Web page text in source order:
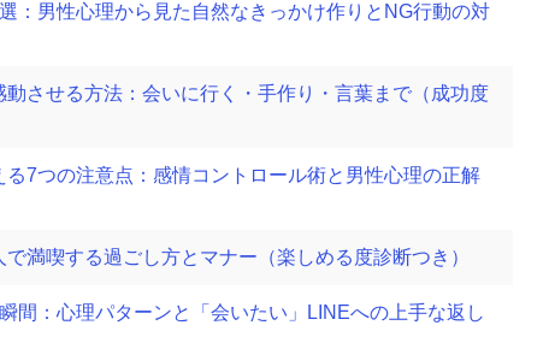
：男性心理から見た自然なきっかけ作りとNG行動の対
させる方法：会いに行く・手作り・言葉まで（成功度
7つの注意点：感情コントロール術と男性心理の正解
満喫する過ごし方とマナー（楽しめる度診断つき）
間：心理パターンと「会いたい」LINEへの上手な返し